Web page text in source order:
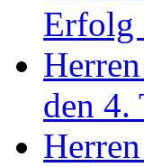
Erfolg
den 4.